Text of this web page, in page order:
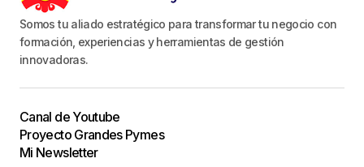
reCAPTCHA y la
privacidady losTérminos del servicio
de Google
Enviar Comentario
Somos tu aliado estratégico para transformar tu negocio con
formación, experiencias y herramientas de gestión
innovadoras.
Canal de Youtube
Proyecto Grandes Pymes
Mi Newsletter